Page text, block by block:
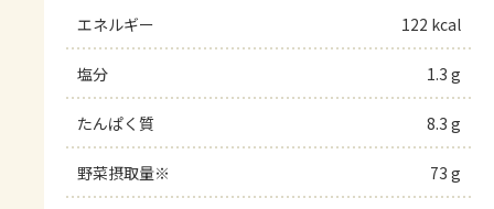
エネルギー
122 kcal
塩分 1.3 g
たんぱく質 8.3 g
野菜摂取量※ 73 g